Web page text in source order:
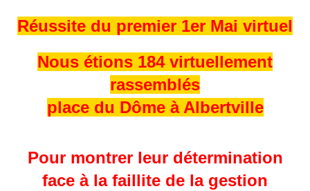
Réussite du premier 1er Mai virtuel
Nous étions 184 virtuellement
rassemblés
place du Dôme à Albertville
Pour montrer leur détermination
face à la faillite de la gestion